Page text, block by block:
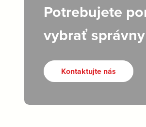
Potrebujete
vybrať
Kontaktujte nás